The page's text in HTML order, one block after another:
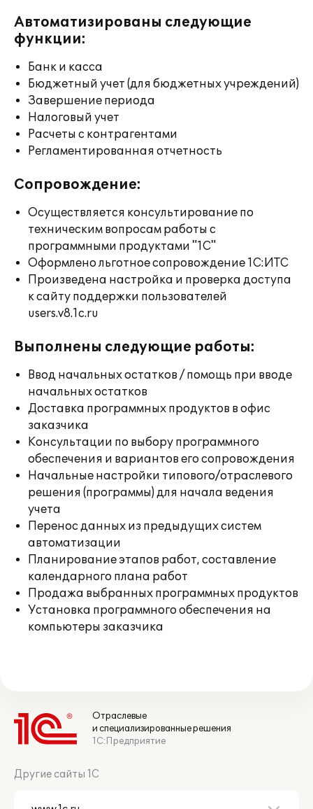
Автоматизированы следующие
функции:
Банк и касса
Бюджетный учет (для бюджетных учреждений)
Завершение периода
Налоговый учет
Расчеты с контрагентами
Регламентированная отчетность
Сопровождение:
Осуществляется консультирование по
техническим вопросам работы с
программными продуктами "1С"
Оформлено льготное сопровождение 1С:ИТС
Произведена настройка и проверка доступа
к сайту поддержки пользователей
users.v8.1c.ru
Выполнены следующие работы:
Ввод начальных остатков / помощь при вводе
начальных остатков
Доставка программных продуктов в офис
заказчика
Консультации по выбору программного
обеспечения и вариантов его сопровождения
Начальные настройки типового/отраслевого
решения (программы) для начала ведения
учета
Перенос данных из предыдущих систем
автоматизации
Планирование этапов работ, составление
календарного плана работ
Продажа выбранных программных продуктов
Установка программного обеспечения на
компьютеры заказчика
Отраслевые
и специализированные решения
1С:Предприятие
Другие сайты 1С